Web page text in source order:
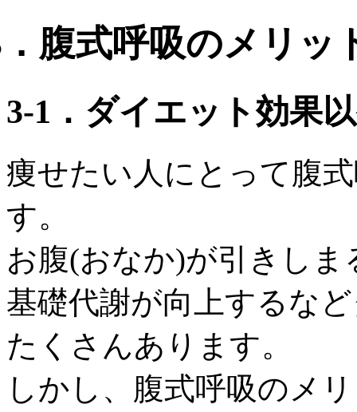
腹式呼吸のメリッ
3‐1．ダイエット効果
痩せたい人にとって腹
す。
お腹(おなか)が引きし
基礎代謝が向上するな
たくさんあります。
しかし、腹式呼吸のメ